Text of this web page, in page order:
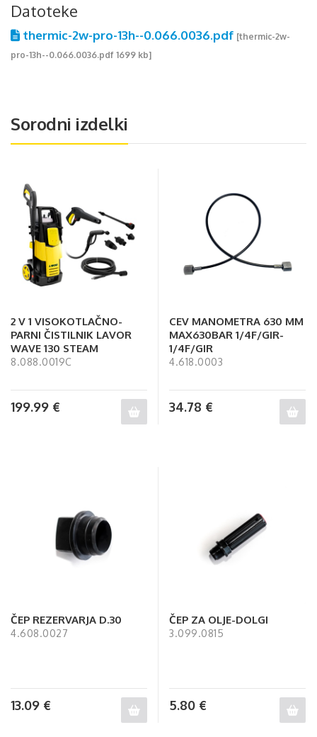
Datoteke
thermic-2w-pro-13h--0.066.0036.pdf [thermic-2w-
pro-13h--0.066.0036.pdf 1699 kb]
Sorodni izdelki
2 V 1 VISOKOTLAČNO-
PARNI ČISTILNIK LAVOR
WAVE 130 STEAM
8.088.0019C
199.99 €
CEV MANOMETRA 630 MM
MAX630BAR 1/4F/GIR-
1/4F/GIR
4.618.0003
34.78 €
ČEP REZERVARJA D.30
4.608.0027
13.09 €
ČEP ZA OLJE-DOLGI
3.099.0815
5.80 €